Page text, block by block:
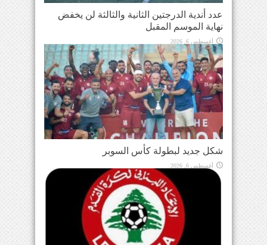
عدد أندية الدرجتين الثانية والثالثة لن يخفض
نهاية الموسم المقبل
أغسطس 6, 2026
شكل جديد لبطولة كأس السوبر
أغسطس 6, 2026